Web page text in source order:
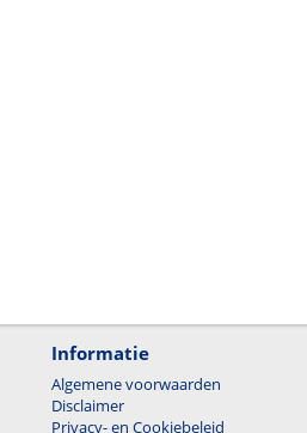
Informatie
Algemene voorwaarden
Disclaimer
Privacy- en Cookiebeleid